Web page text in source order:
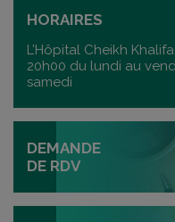
HORAIRES
L’Hôpital Cheikh
20h00 du lundi au
samedi
DEMANDE
DE RDV